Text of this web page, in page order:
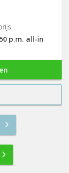
p.m. all-in